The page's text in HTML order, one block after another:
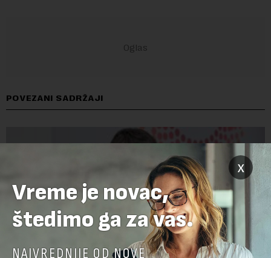
POVEZANI SADRŽAJI
x
Vreme je novac,
štedimo ga za vas.
NAJVREDNIJE OD NOVE